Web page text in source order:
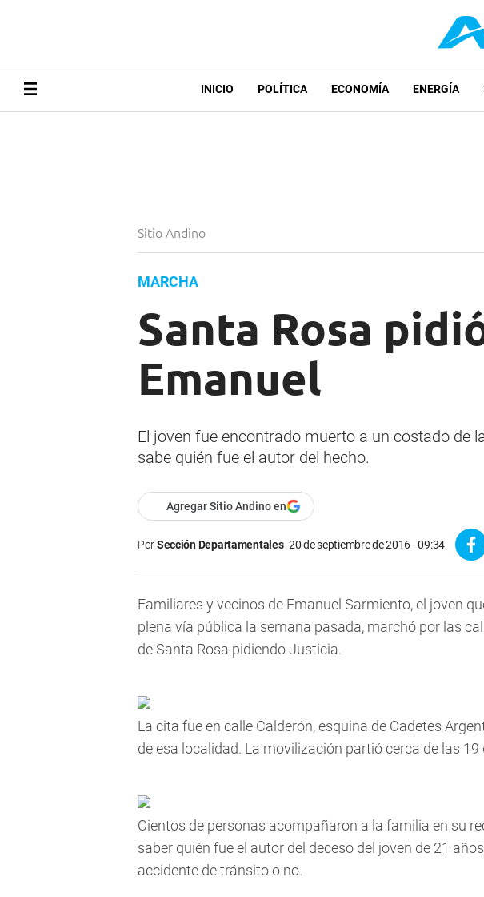
INICIO POLÍTICA ECONOMÍA ENERGÍA
Sitio Andino
MARCHA
Santa Rosa
Emanuel
El joven fue encontrado muerto a un costado de
sabe quién fue el autor del hecho.
Agregar Sitio Andino en
PorSección Departamentales 20 de septiembre de 2016 - 09:34
Familiares y vecinos de Emanuel Sarmiento, el joven
plena vía pública la semana pasada, marchó por las
de Santa Rosa pidiendo Justicia.
La cita fue en calle Calderón, esquina de Cadetes
de esa localidad. La movilización partió cerca de las 19
Cientos de personas acompañaron a la familia en su
saber quién fue el autor del deceso del joven de 21
accidente de tránsito o no.